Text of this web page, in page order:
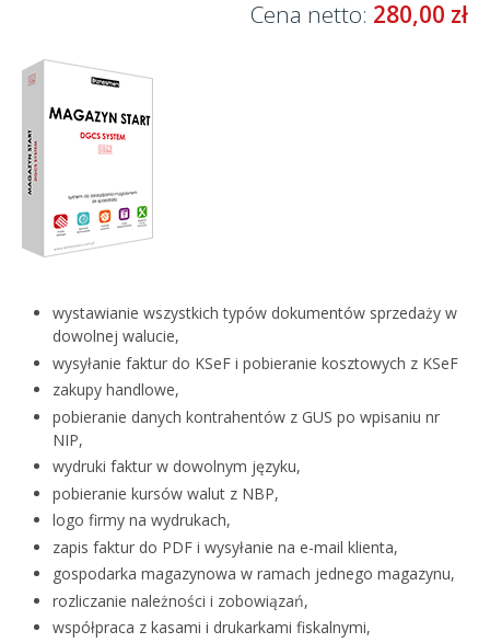
Cena netto: 280,00 zł
wystawianie wszystkich typów dokumentów sprzedaży w
dowolnej walucie,
wysyłanie faktur do KSeF i pobieranie kosztowych z KSeF
zakupy handlowe,
pobieranie danych kontrahentów z GUS po wpisaniu nr
NIP,
wydruki faktur w dowolnym języku,
pobieranie kursów walut z NBP,
logo firmy na wydrukach,
zapis faktur do PDF i wysyłanie na e-mail klienta,
gospodarka magazynowa w ramach jednego magazynu,
rozliczanie należności i zobowiązań,
współpraca z kasami i drukarkami fiskalnymi,